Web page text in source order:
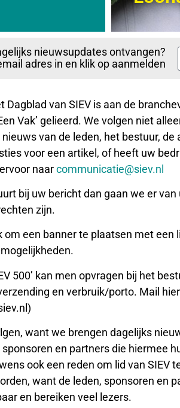
nieuwsupdates ontvangen?
adres in en klik op aanmelden
Dagblad van SIEV is aan de
Vak’ gelieerd. We volgen niet
van de leden, het bestuur,
voor een artikel, of heeft uw
naarcommunicatie@siev.nl
bij uw bericht dan gaan we er van
zijn.
om een banner te plaatsen met een
500’ kan men opvragen bij het
en verbruik/porto. Mail
want we brengen dagelijks
sponsoren en partners die hiermee
ook een reden om lid van SIEV
want de leden, sponsoren en
en bereiken veel lezers.